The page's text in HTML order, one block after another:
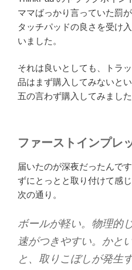
ママばっかり言っていた罰
タッチパッドの良さを受け
いました。
それは良いとしても、トラ
品はまず購入してみないと
五の言わず購入してみました
ファーストインプレ
届いたのが深夜だったんで
ずにとっとと取り付けて感
次の通り。
ボールが軽い。物理的
速がつきやすい。かと
と、取りこぼしが発生す